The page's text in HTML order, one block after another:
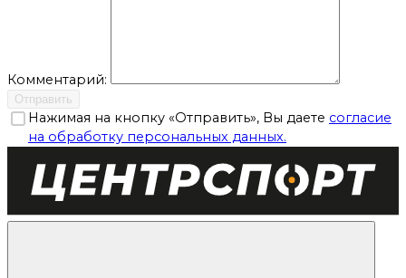
Комментарий:
Отправить
Нажимая на кнопку «Отправить», Вы даете согласие
на обработку персональных данных.